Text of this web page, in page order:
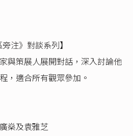
注》對談系列】
與策展人展開對話，深入討論他
，適合所有觀眾參加。
燊及袁雅芝